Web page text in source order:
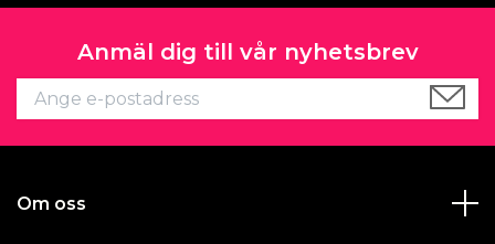
Anmäl dig till vår nyhetsbrev
Om oss